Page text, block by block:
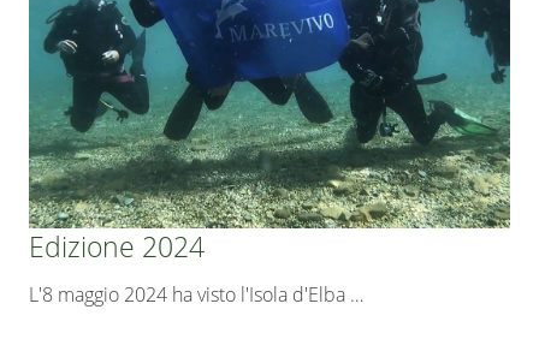
Edizione 2024
L'8 maggio 2024 ha visto l'Isola d'Elba …